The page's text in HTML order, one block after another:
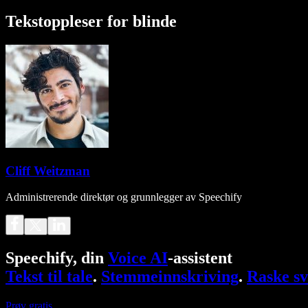
Tekstoppleser for blinde
Cliff Weitzman
Administrerende direktør og grunnlegger av Speechify
Speechify, din Voice AI-assistent
Tekst til tale. Stemmeinnskriving. Raske
Prøv gratis